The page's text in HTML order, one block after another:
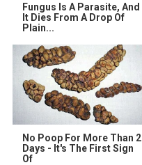
Fungus Is A Parasite, And
It Dies From A Drop Of
Plain...
No Poop For More Than 2
Days - It's The First Sign
Of